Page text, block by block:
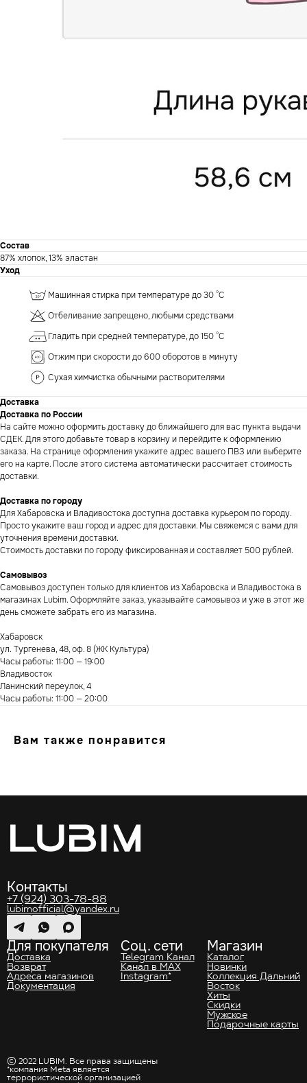
Состав
87% хлопок, 13% эластан
Уход
Машинная стирка при температуре до 30 °C
Отбеливание запрещено, любыми средствами
Гладить при средней температуре, до 150 °C
Отжим при скорости до 600 оборотов в минуту
Сухая химчистка обычными растворителями
Доставка
Доставка по России
На сайте можно оформить доставку до ближайшего для вас пункта выдачи
СДЕК. Для этого добавьте товар в корзину и перейдите к оформлению
заказа. На странице оформления укажите адрес вашего ПВЗ или выберите
его на карте. После этого система автоматически рассчитает стоимость
доставки.
Доставка по городу
Для Хабаровска и Владивостока доступна доставка курьером по городу.
Просто укажите ваш город и адрес для доставки. Мы свяжемся с вами для
уточнения времени доставки.
Стоимость доставки по городу фиксированная и составляет 500 рублей.
Самовывоз
Самовывоз доступен только для клиентов из Хабаровска и Владивостока в
магазинах Lubim. Оформляйте заказ, указывайте самовывоз и уже в этот же
день сможете забрать его из магазина.
Хабаровск
ул. Тургенева, 48, оф. 8 (ЖК Культура)
Часы работы: 11:00 — 19:00
Владивосток
Ланинский переулок, 4
Часы работы: 11:00 — 20:00
Вам также понравится
Контакты
+7 (924) 303-78-88
lubimofficial@yandex.ru
Соц. сети
Telegram Канал
Канал в MAX
Instagram*
Магазин
Каталог
Новинки
Коллекция Дальний
Восток
Хиты
Скидки
Мужское
Подарочные карты
Для покупателя
Доставка
Возврат
Адреса магазинов
Документация
© 2022 LUBIM. Все права защищены
*компания Meta является
террористической организацией